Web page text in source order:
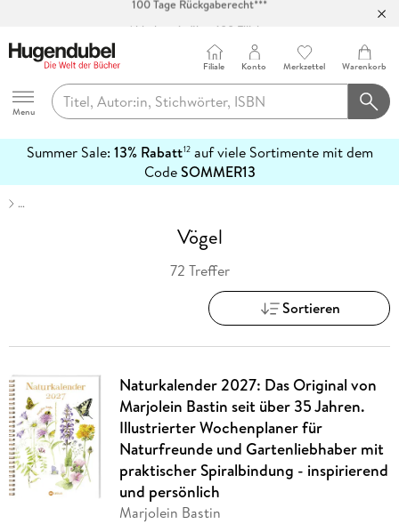
Abholung in über 100 Filialen
Hugendubel
Menu
Filiale Konto Merkzettel Warenkorb
Summer Sale: 13% Rabatt12auf viele Sortimente mit dem
CodeSOMMER13
erfahren
…
Vögel
72 Treffer
Sortieren
Naturkalender 2027: Das Original von
Marjolein Bastin seit über 35 Jahren.
Illustrierter Wochenplaner für
Naturfreunde und Gartenliebhaber mit
praktischer Spiralbindung - inspirierend
und persönlich
Marjolein Bastin